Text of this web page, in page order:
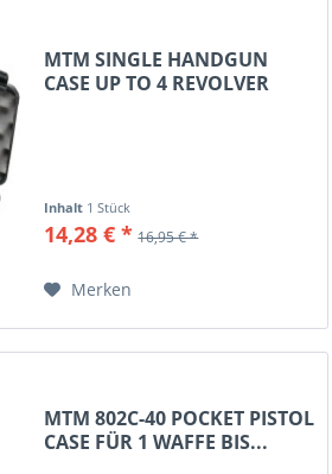
MTM SINGLE HANDGUN
CASE UP TO 4 REVOLVER
Inhalt 1 Stück
14,28 € * 16,95 € *
Merken
MTM 802C-40 POCKET PISTOL
CASE FÜR 1 WAFFE BIS...